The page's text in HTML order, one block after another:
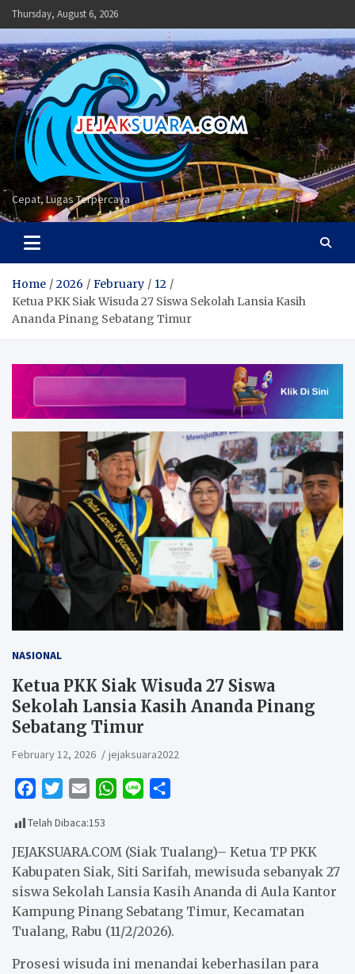
Skip
to
content
Thursday, August 6, 2026
Cepat, Lugas Terpercaya
Home 2026 February
12
Ketua PKK Siak Wisuda 27 Siswa Sekolah Lansia Kasih
Ananda Pinang Sebatang Timur
NASIONAL
Ketua PKK Siak Wisuda 27 Siswa
Sekolah Lansia Kasih Ananda Pinang
Sebatang Timur
February 12, 2026 jejaksuara2022
c
e
b
o
o
k
i
t
t
e
r
a
i
l
W
t
s
A
p
p
e
r
e
Telah Dibaca:153
JEJAKSUARA.COM (Siak Tualang)– Ketua TP PKK
Kabupaten Siak, Siti Sarifah, mewisuda sebanyak 27
siswa Sekolah Lansia Kasih Ananda di Aula Kantor
Kampung Pinang Sebatang Timur, Kecamatan
Tualang, Rabu (11/2/2026).
Prosesi wisuda ini menandai keberhasilan para